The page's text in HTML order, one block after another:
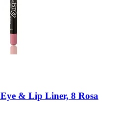
Eye & Lip Liner, 8 Rosa